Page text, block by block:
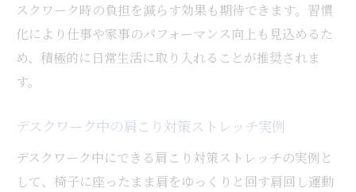
快適な毎日を送るための肩こり対策術
肩こりを防ぐ姿勢と動作を身につける方法
肩こり対策におすすめのセルフマッサージ
スクワーク時の負担を減らす効果も期待できます。習慣
化により仕事や家事のパフォーマンス向上も見込めるた
め、積極的に日常生活に取り入れることが推奨されま
す。
デスクワーク中の肩こり対策ストレッチ実例
デスクワーク中にできる肩こり対策ストレッチの実例と
して、椅子に座ったまま肩をゆっくりと回す肩回し運動